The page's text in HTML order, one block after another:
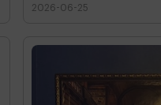
2026-06-25